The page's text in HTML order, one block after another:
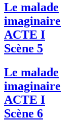
Le malade
imaginaire
ACTE I
Scène 5
Le malade
imaginaire
ACTE I
Scène 6